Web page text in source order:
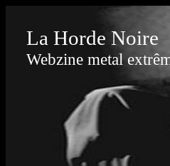
La Horde Noire
Webzine metal